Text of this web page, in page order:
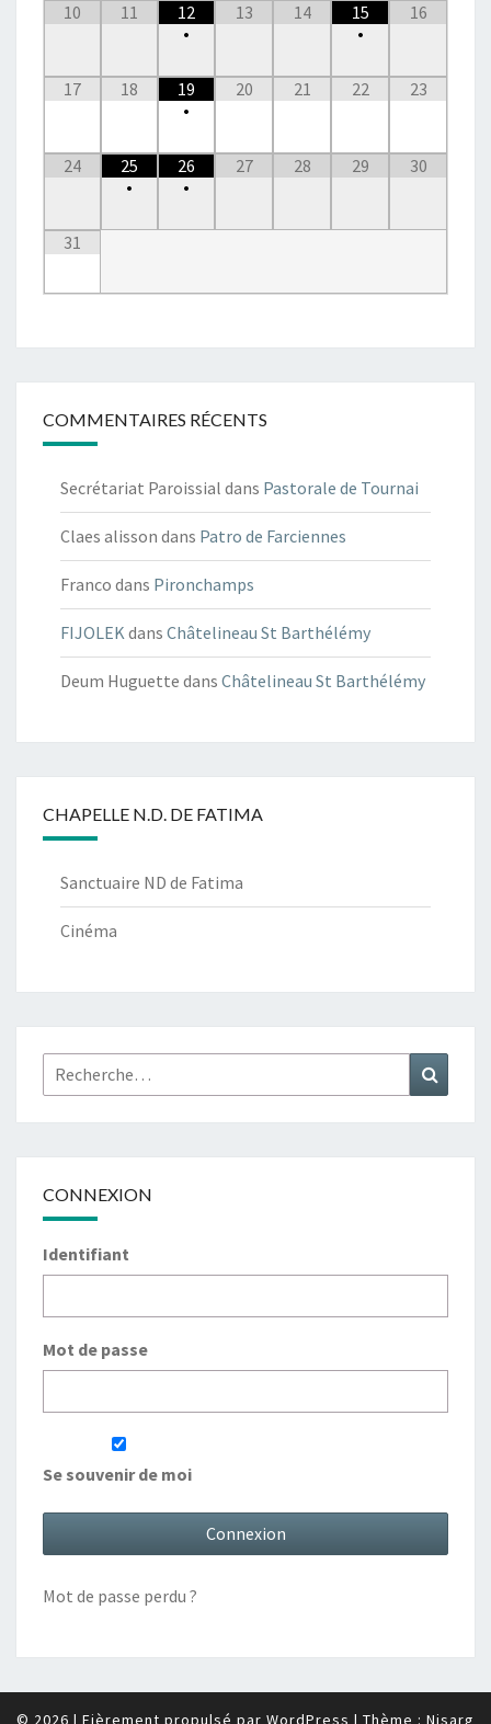
10 11
12
•
13 14
15
•
16
17 18
19
•
20 21 22 23
24
25
•
26
•
27 28 29 30
31
COMMENTAIRES RÉCENTS
Secrétariat Paroissial dans Pastorale de Tournai
Claes alisson dans Patro de Farciennes
Franco dans Pironchamps
FIJOLEKdans Châtelineau St Barthélémy
Deum Huguette dans Châtelineau St Barthélémy
CHAPELLE N.D. DE FATIMA
Sanctuaire ND de Fatima
Cinéma
Rechercher :
CONNEXION
Identifiant
Mot de passe
Se souvenir de moi
Mot de passe perdu ?
© 2026 | Fièrement propulsé par WordPress | Thème : Nisarg